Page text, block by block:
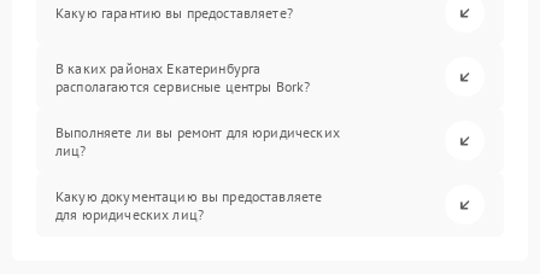
Какую гарантию вы предоставляете?
В каких районах Екатеринбурга
располагаются сервисные центры Bork?
Выполняете ли вы ремонт для юридических
лиц?
Какую документацию вы предоставляете
для юридических лиц?